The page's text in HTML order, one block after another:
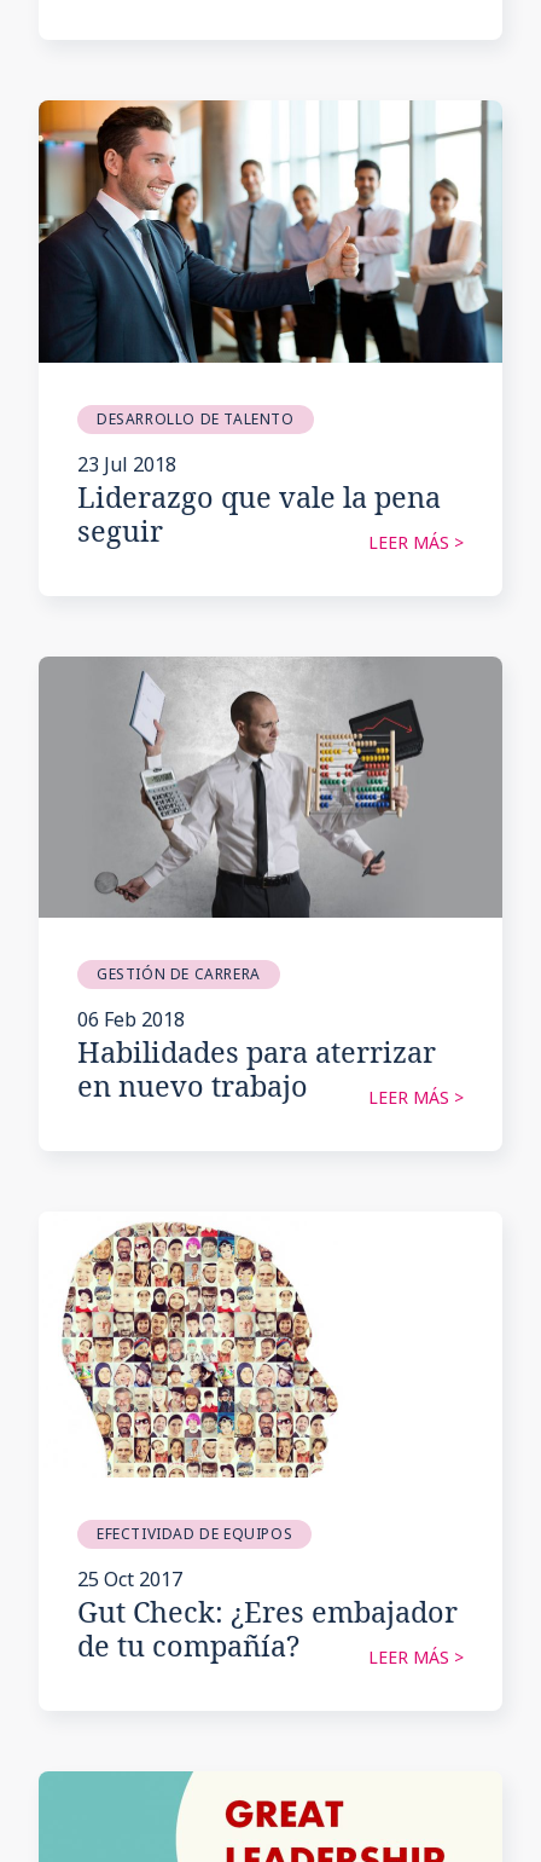
DESARROLLO DE TALENTO
23 Jul 2018
Liderazgo que vale la pena
seguir
LEER MÁS >
GESTIÓN DE CARRERA
06 Feb 2018
Habilidades para aterrizar
en nuevo trabajo
LEER MÁS >
EFECTIVIDAD DE EQUIPOS
25 Oct 2017
Gut Check: ¿Eres embajador
de tu compañía?
LEER MÁS >